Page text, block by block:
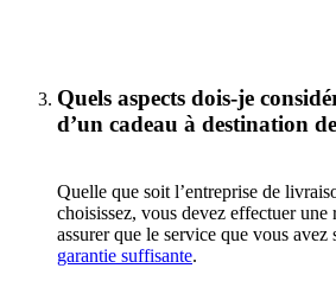
Quels aspects dois-je
d’un cadeau à destination
Quelle que soit l’entreprise de
choisissez, vous devez effectuer une
assurer que le service que vous avez
garantie suffisante.